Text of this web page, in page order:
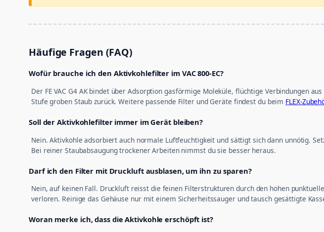
Häufige Fragen (FAQ)
Wofür brauche ich den Aktivkohlefilter im VAC 800-EC?
Der FE VAC G4 AK bindet über Adsorption gasförmige Moleküle, flüchtige Verbindungen
Stufe groben Staub zurück. Weitere passende Filter und Geräte findest du beim FLEX-
Soll der Aktivkohlefilter immer im Gerät bleiben?
Nein. Aktivkohle adsorbiert auch normale Luftfeuchtigkeit und sättigt sich dann unnötig.
Bei reiner Staubabsaugung trockener Arbeiten nimmst du sie besser heraus.
Darf ich den Filter mit Druckluft ausblasen, um ihn zu sparen?
Nein, auf keinen Fall. Druckluft reisst die feinen Filterstrukturen durch den hohen
verloren. Reinige das Gehäuse nur mit einem Sicherheitssauger und tausch gesättigte
Woran merke ich, dass die Aktivkohle erschöpft ist?